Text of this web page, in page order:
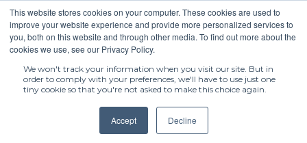
This website stores cookies on your computer. These cookies are used to
improve your website experience and provide more personalized services to
you, both on this website and through other media. To find out more about the
cookies we use, see our Privacy Policy.
We won't track your information when you visit our site. But in
order to comply with your preferences, we'll have to use just one
tiny cookie so that you're not asked to make this choice again.
Accept Decline
+32 476 43 51 90
info@menthor.be
Facebook-f Linkedin